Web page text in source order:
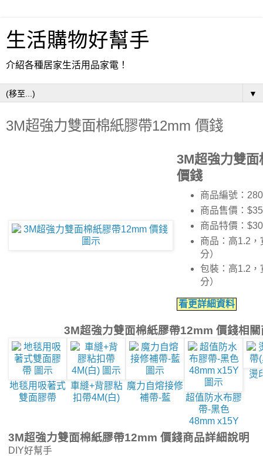
生活購物好幫手
介紹各種居家生活用品家電！
▼
3M超強力雙面棉紙膠帶12mm 價錢
3M超強力雙
價錢
商品編號：
商品售價：$35
商品特價： $30
商品：高1.2
分）
包裝：高1.2，
分）
看更詳細資料
3M超強力雙面棉紙膠帶12mm 價錢相
地毯用吸著式
雙面膠帶
車縫+背膠粘
扣帶4M(白)
魔力自熔接修
補帶-藍
超值防水布膠
帶-黑色
48mm x15Y
燙
3M超強力雙面棉紙膠帶12mm 價錢商品詳細說明
DIY好幫手